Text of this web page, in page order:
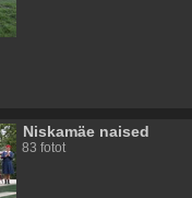
Niskamäe naised
83 fotot